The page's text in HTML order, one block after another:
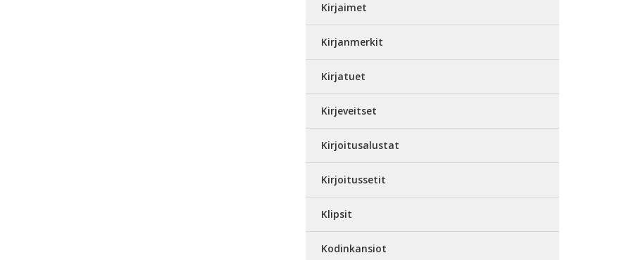
Kirjaimet
Kirjanmerkit
Kirjatuet
Kirjeveitset
Kirjoitusalustat
Kirjoitussetit
Klipsit
Kodinkansiot